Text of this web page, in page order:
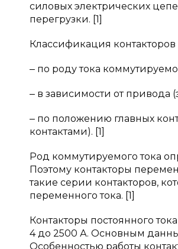
силовых электрических
перегрузки. [1]
Классификация контакторов
‒ по роду тока
‒ в зависимости от привода
‒ по положению главных
контактами). [1]
Род коммутируемого тока
Поэтому контакторы
такие серии контакторов,
переменного тока. [1]
Контакторы постоянного
4 до 2500 А. Основным
Особенностью работы